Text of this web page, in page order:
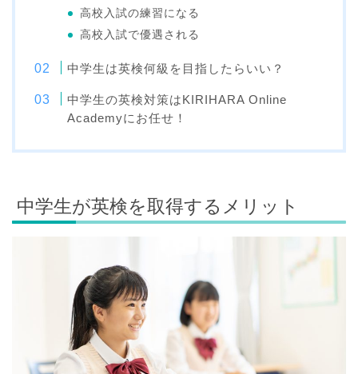
高校入試の練習になる
高校入試で優遇される
中学生は英検何級を目指したらいい？
中学生の英検対策はKIRIHARA Online
Academyにお任せ！
中学生が英検を取得するメリット